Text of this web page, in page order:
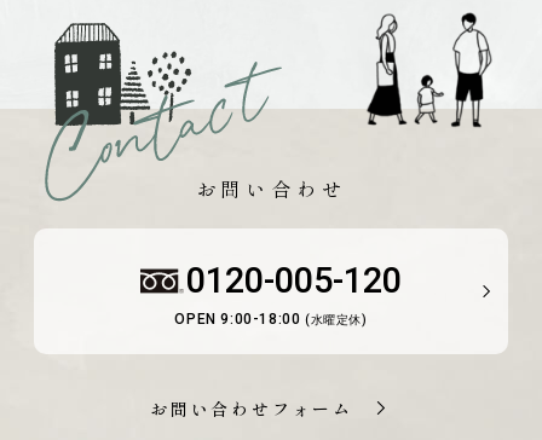
お問い合わせ
0120-005-120
OPEN 9:00-18:00 (水曜定休)
お問い合わせフォーム